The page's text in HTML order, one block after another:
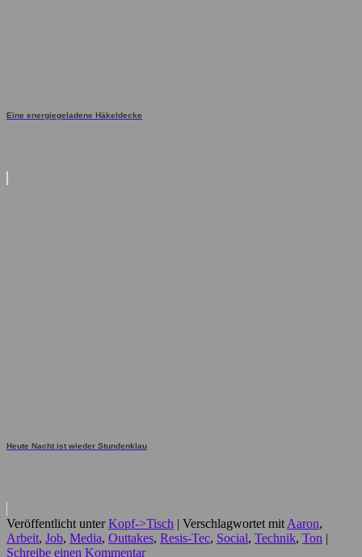
Eine energiegeladene Häkeldecke
Heute Nacht ist wieder Stundenklau
Veröffentlicht unter Kopf->Tisch | Verschlagwortet mit Aaron,
Arbeit, Job, Media, Outtakes, Resis-Tec, Social, Technik, Ton |
Schreibe einen Kommentar